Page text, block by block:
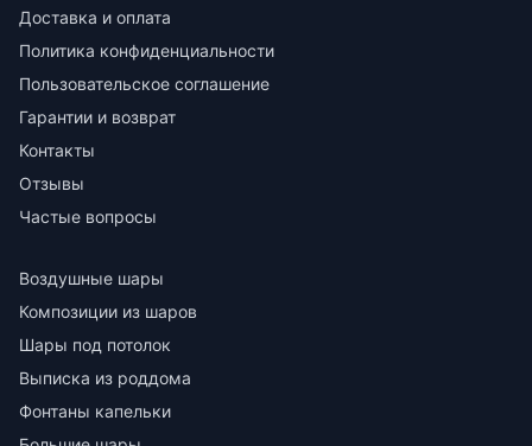
Доставка и оплата
Политика конфиденциальности
Пользовательское соглашение
Гарантии и возврат
Контакты
Отзывы
Частые вопросы
Воздушные шары
Композиции из шаров
Шары под потолок
Выписка из роддома
Фонтаны капельки